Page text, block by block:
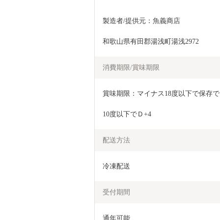
製造者/提供元：魚義商店
和歌山県有田郡湯浅町湯浅2972
消費期限/賞味期限
賞味期限：マイナス18度以下で保存
10度以下でＤ+4
配送方法
冷凍配送
受付期間
通年可能